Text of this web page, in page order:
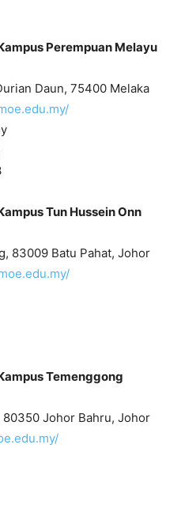
Perempuan Melayu
Daun, 75400 Melaka
Tun Hussein Onn
83009 Batu Pahat, Johor
Temenggong
80350 Johor Bahru, Johor